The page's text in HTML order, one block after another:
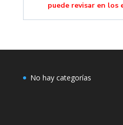
puede revisar en los
No hay categorías